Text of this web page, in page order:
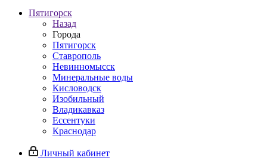
Пятигорск
Назад
Города
Пятигорск
Ставрополь
Невинномысск
Минеральные воды
Кисловодск
Изобильный
Владикавказ
Ессентуки
Краснодар
Личный кабинет